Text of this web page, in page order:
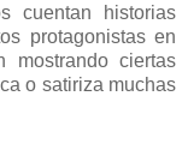
cuentan historias
protagonistas en
ciertas
o satiriza muchas